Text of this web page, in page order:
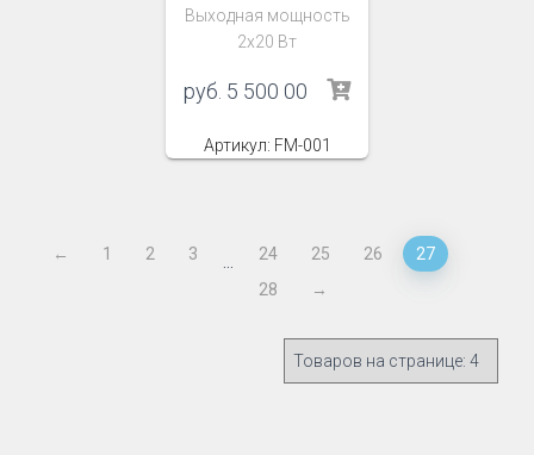
Выходная мощность
2х20 Вт
руб. 5 500 00
Артикул: FM-001
← 1 2 3 24 25 26
27
28
→